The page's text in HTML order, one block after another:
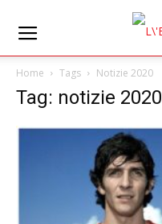
Home Tags Notizie 2020
Tag: notizie 2020